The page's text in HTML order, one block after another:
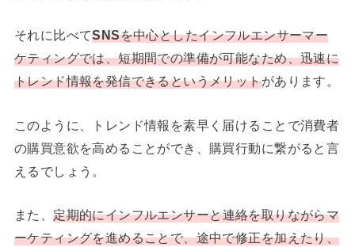
それに比べてSNSを中心としたインフルエンサーマー
ケティングでは、短期間での準備が可能なため、迅速に
トレンド情報を発信できるというメリットがあります。
このように、トレンド情報を素早く届けることで消費者
の購買意欲を高めることができ、購買行動に繋がると言
えるでしょう。
また、定期的にインフルエンサーと連絡を取りながらマ
ーケティングを進めることで、途中で修正を加えたり、